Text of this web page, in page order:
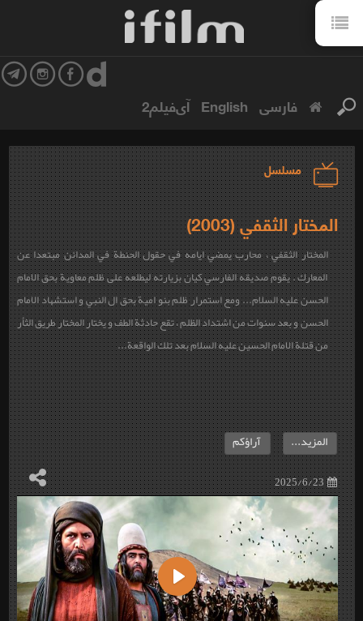
فارسی English آی‌فیلم2
مسلسل
المختار الثقفي (2003)
المختار الثقفي ، محارب يمضي ايامه في حقول الحنطة في المدائن مبتعدا عن
المعارك . يقوم صديقه الفارسي كيان بزيارته ليطلعه على ظلم معاوية بحق الامام
الحسن عليه السلام... ومع استمرار ظلم بنو امية بحق ال النبي و استشهاد الامام
الحسن و بعد سنوات من اشتداد الظلم ، تقع حادثة الطف و يختار المختار طريق الثأر
من قتلة الامام الحسين عليه السلام بعد تلك الواقعة...
2025/6/23
المزيد... آراؤكم
Play